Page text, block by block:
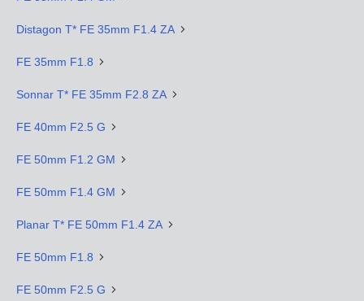
Distagon T* FE 35mm F1.4 ZA
FE 35mm F1.8
Sonnar T* FE 35mm F2.8 ZA
FE 40mm F2.5 G
FE 50mm F1.2 GM
FE 50mm F1.4 GM
Planar T* FE 50mm F1.4 ZA
FE 50mm F1.8
FE 50mm F2.5 G